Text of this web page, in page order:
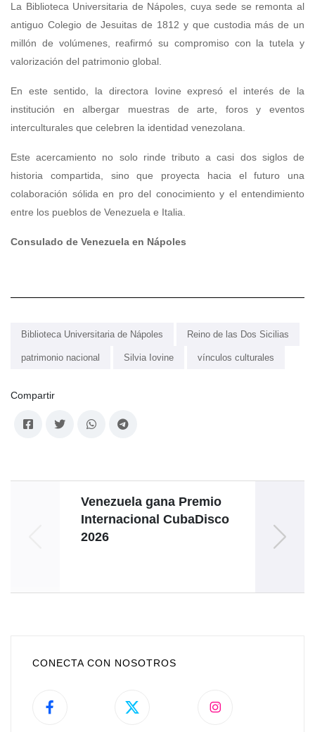
La Biblioteca Universitaria de Nápoles, cuya sede se remonta al
antiguo Colegio de Jesuitas de 1812 y que custodia más de un
millón de volúmenes, reafirmó su compromiso con la tutela y
valorización del patrimonio global.
En este sentido, la directora Iovine expresó el interés de la
institución en albergar muestras de arte, foros y eventos
interculturales que celebren la identidad venezolana.
Este acercamiento no solo rinde tributo a casi dos siglos de
historia compartida, sino que proyecta hacia el futuro una
colaboración sólida en pro del conocimiento y el entendimiento
entre los pueblos de Venezuela e Italia.
Consulado de Venezuela en Nápoles
Biblioteca Universitaria de Nápoles Reino de las Dos Sicilias
patrimonio nacional Silvia Iovine vínculos culturales
Compartir
Venezuela gana Premio
Internacional CubaDisco
2026
CONECTA CON NOSOTROS